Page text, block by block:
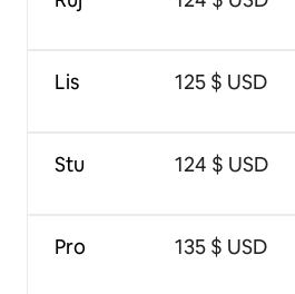
Lis
Stu
Pro
125 $ USD
124 $ USD
135 $ USD